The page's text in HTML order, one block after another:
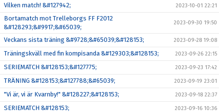
Vilken match! &#127942; 2023-10-01 22:21
Bortamatch mot Trelleborgs FF F2012
&#128293;&#9917;&#65039;
2023-09-30 19:50
Veckans sista träning &#9728;&#65039;&#128153; 2023-09-28 19:08
Träningskväll med fin kompisanda &#129303;&#128153; 2023-09-26 22:15
SERIEMATCH &#128153;&#127775; 2023-09-23 17:42
TRÄNING &#128153;&#127788;&#65039; 2023-09-19 23:01
"Vi är, vi är Kvarnby!" &#128227;&#128153; 2023-09-18 22:37
SERIEMATCH &#128153; 2023-09-16 10:36